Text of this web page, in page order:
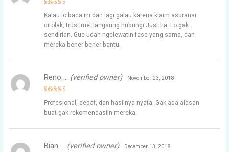
Rated
5
out of 5
Kalau lo baca ini dan lagi galau karena klaim asuransi
ditolak, trust me: langsung hubungi Justitia. Lo gak
sendirian. Gue udah ngelewatin fase yang sama, dan
mereka bener-bener bantu.
Rated
out of 5
Reno … (verified owner) November 23, 2018
Profesional, cepat, dan hasilnya nyata. Gak ada alasan
buat gak rekomendasiin mereka.
Bian … (verified owner) December 13, 2018